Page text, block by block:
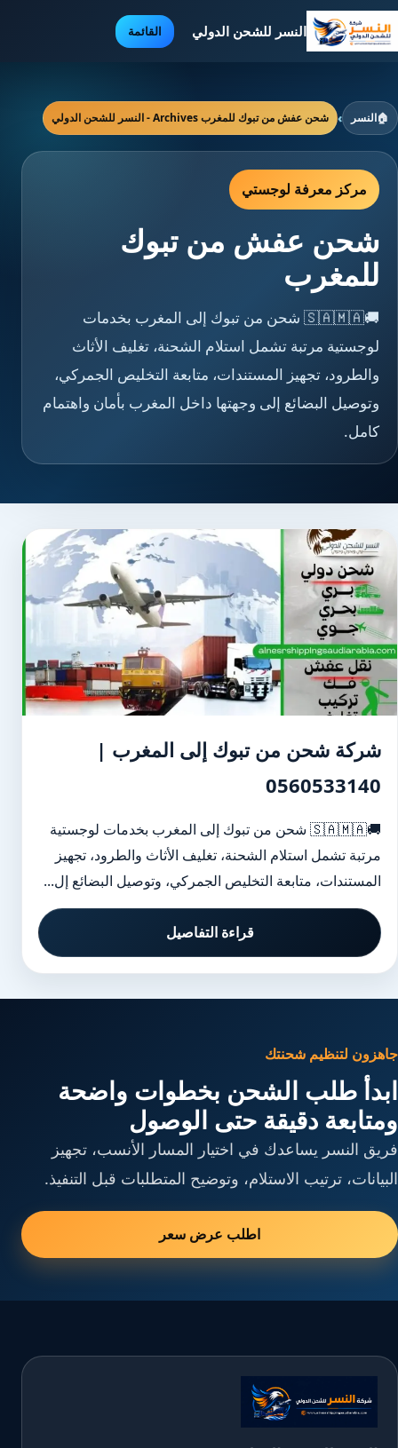
النسر للشحن الدولي القائمة
🏠النسر › شحن عفش من تبوك للمغرب Archives - النسر للشحن الدولي
مركز معرفة لوجستي
شحن عفش من تبوك
للمغرب
🚚🇸🇦🇲🇦 شحن من تبوك إلى المغرب بخدمات
لوجستية مرتبة تشمل استلام الشحنة، تغليف الأثاث
والطرود، تجهيز المستندات، متابعة التخليص الجمركي،
وتوصيل البضائع إلى وجهتها داخل المغرب بأمان واهتمام
كامل.
شركة شحن من تبوك إلى المغرب |
0560533140
🚚🇸🇦🇲🇦 شحن من تبوك إلى المغرب بخدمات لوجستية
مرتبة تشمل استلام الشحنة، تغليف الأثاث والطرود، تجهيز
المستندات، متابعة التخليص الجمركي، وتوصيل البضائع إل...
قراءة التفاصيل
جاهزون لتنظيم شحنتك
ابدأ طلب الشحن بخطوات واضحة
ومتابعة دقيقة حتى الوصول
فريق النسر يساعدك في اختيار المسار الأنسب، تجهيز
البيانات، ترتيب الاستلام، وتوضيح المتطلبات قبل التنفيذ.
اطلب عرض سعر